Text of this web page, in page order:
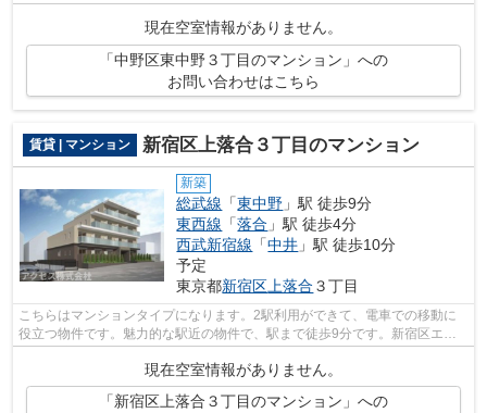
現在空室情報がありません。
「中野区東中野３丁目のマンション」への
お問い合わせはこちら
賃貸 | マンション 新宿区上落合３丁目のマンション
新築
総武線 「東中野 」駅 徒歩9分
東西線 「落合 」駅 徒歩4分
西武新宿線 「中井 」駅 徒歩10分
予定
東京都新宿区 上落合 ３丁目
こちらはマンションタイプになります。2駅利用ができて、電車での移動に
役立つ物件です。魅力的な駅近の物件で、駅まで徒歩9分です。新宿区エリ
アの賃貸情報はアクセスにお問い合わせ...
現在空室情報がありません。
「新宿区上落合３丁目のマンション」への